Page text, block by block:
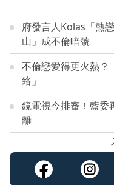
府發言人Kolas「熱
山」成不倫暗號
不倫戀愛得更火熱
絡」
鏡電視今排審！藍
離